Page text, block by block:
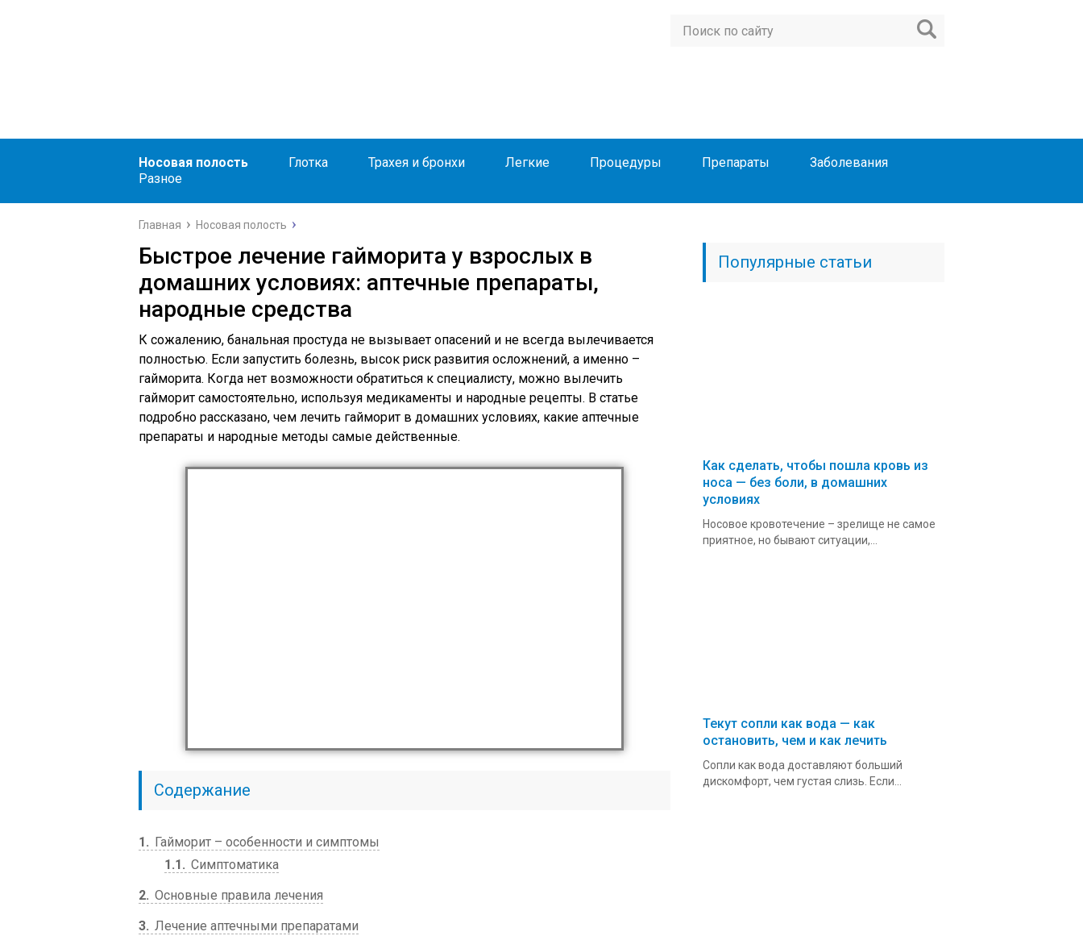
Носовая полость Глотка Трахея и бронхи Легкие Процедуры Препараты
Заболевания
Разное
Главная Носовая полость
Быстрое лечение гайморита у взрослых в
домашних условиях: аптечные препараты,
народные средства
К сожалению, банальная простуда не вызывает опасений и не всегда вылечивается
полностью. Если запустить болезнь, высок риск развития осложнений, а именно –
гайморита. Когда нет возможности обратиться к специалисту, можно вылечить
гайморит самостоятельно, используя медикаменты и народные рецепты. В статье
подробно рассказано, чем лечить гайморит в домашних условиях, какие аптечные
препараты и народные методы самые действенные.
Содержание
1
Гайморит – особенности и симптомы
1.1
Симптоматика
2 Основные правила лечения
3 Лечение аптечными препаратами
Популярные статьи
Как сделать, чтобы пошла кровь из
носа — без боли, в домашних
условиях
Носовое кровотечение – зрелище не самое
приятное, но бывают ситуации,...
Текут сопли как вода — как
остановить, чем и как лечить
Сопли как вода доставляют больший
дискомфорт, чем густая слизь. Если...